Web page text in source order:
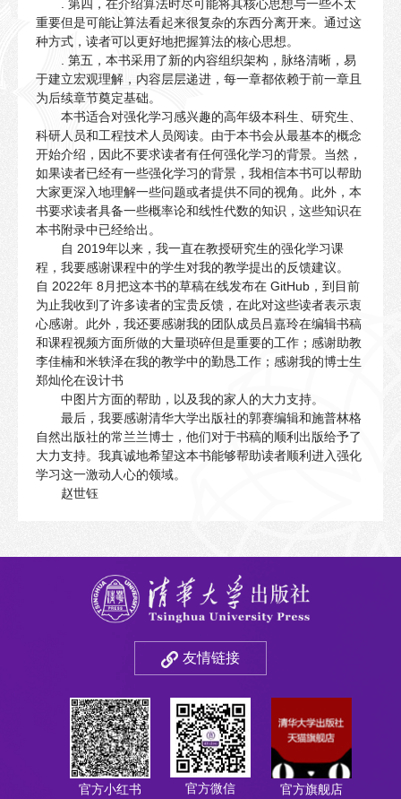
. 第四，在介绍算法时尽可能将其核心思想与一些不太
重要但是可能让算法看起来很复杂的东西分离开来。通过这
种方式，读者可以更好地把握算法的核心思想。
. 第五，本书采用了新的内容组织架构，脉络清晰，易
于建立宏观理解，内容层层递进，每一章都依赖于前一章且
为后续章节奠定基础。
本书适合对强化学习感兴趣的高年级本科生、研究生、
科研人员和工程技术人员阅读。由于本书会从最基本的概念
开始介绍，因此不要求读者有任何强化学习的背景。当然，
如果读者已经有一些强化学习的背景，我相信本书可以帮助
大家更深入地理解一些问题或者提供不同的视角。此外，本
书要求读者具备一些概率论和线性代数的知识，这些知识在
本书附录中已经给出。
自 2019年以来，我一直在教授研究生的强化学习课
程，我要感谢课程中的学生对我的教学提出的反馈建议。
自 2022年 8月把这本书的草稿在线发布在 GitHub，到目前
为止我收到了许多读者的宝贵反馈，在此对这些读者表示衷
心感谢。此外，我还要感谢我的团队成员吕嘉玲在编辑书稿
和课程视频方面所做的大量琐碎但是重要的工作；感谢助教
李佳楠和米轶泽在我的教学中的勤恳工作；感谢我的博士生
郑灿伦在设计书
中图片方面的帮助，以及我的家人的大力支持。
最后，我要感谢清华大学出版社的郭赛编辑和施普林格
自然出版社的常兰兰博士，他们对于书稿的顺利出版给予了
大力支持。我真诚地希望这本书能够帮助读者顺利进入强化
学习这一激动人心的领域。
赵世钰
友情链接
官方小红书 官方微信 官方旗舰店